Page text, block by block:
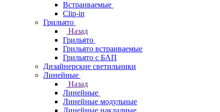
Встраиваемые
Clip-in
Грильято
Назад
Грильято
Грильято встраиваемые
Грильято с БАП
Дизайнерские светильники
Линейные
Назад
Линейные
Линейные модульные
Линейные накладные